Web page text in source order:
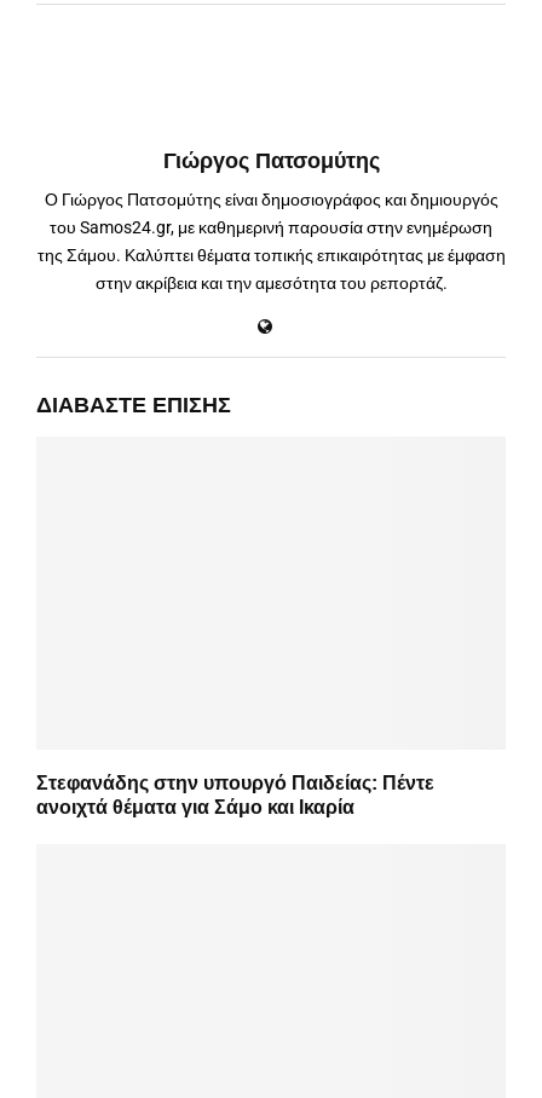
Γιώργος Πατσομύτης
Ο Γιώργος Πατσομύτης είναι δημοσιογράφος και δημιουργός
του Samos24.gr, με καθημερινή παρουσία στην ενημέρωση
της Σάμου. Καλύπτει θέματα τοπικής επικαιρότητας με έμφαση
στην ακρίβεια και την αμεσότητα του ρεπορτάζ.
ΔΙΑΒΆΣΤΕ ΕΠΊΣΗΣ
Στεφανάδης στην υπουργό Παιδείας: Πέντε
ανοιχτά θέματα για Σάμο και Ικαρία